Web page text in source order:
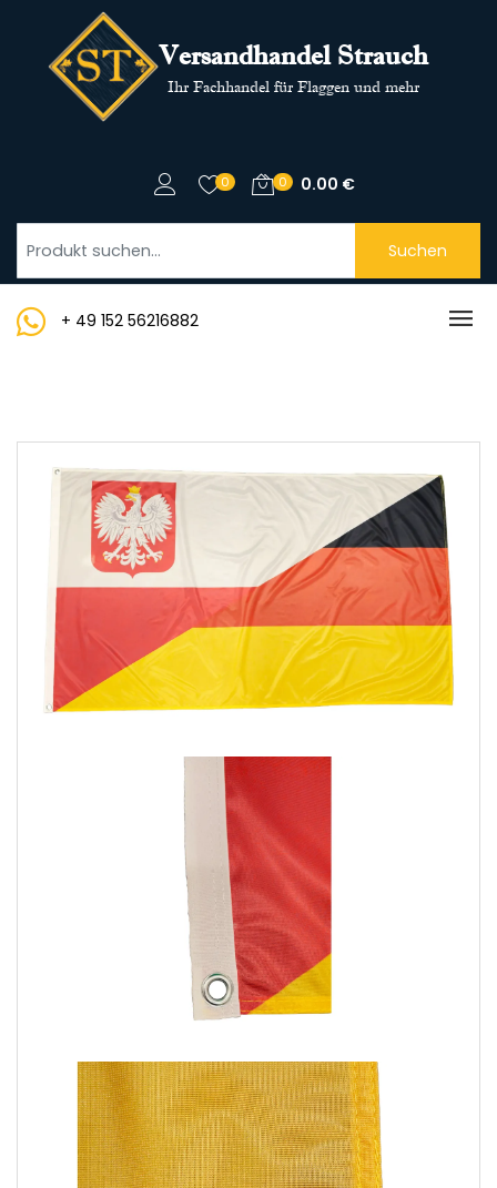
Versandhandel Strauch
Ihr Fachhandel für Flaggen und mehr
0 0 0.00 €
Suchen
+ 49 152 56216882